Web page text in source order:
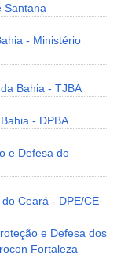
Santana
- Ministério
Bahia - TJBA
- DPBA
e Defesa do
Ceará - DPE/CE
e Defesa dos
Fortaleza